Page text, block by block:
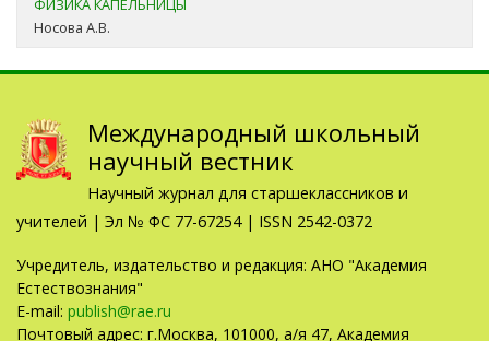
ФИЗИКА КАПЕЛЬНИЦЫ
Носова А.В.
Международный школьный
научный вестник
Научный журнал для старшеклассников и
учителей | Эл № ФС 77-67254 | ISSN 2542-0372
Учредитель, издательство и редакция: АНО "Академия
Естествознания"
E-mail: publish@rae.ru
Почтовый адрес: г.Москва, 101000, а/я 47, Академия